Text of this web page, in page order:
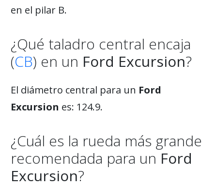
en el pilar B.
¿Qué taladro central encaja
(CB) en un Ford Excursion?
El diámetro central para un Ford
Excursion es: 124.9.
¿Cuál es la rueda más grande
recomendada para un Ford
Excursion?